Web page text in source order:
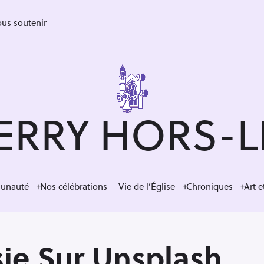
soutenir
HORS-
Nos célébrations Vie de l’Église Chroniques Art